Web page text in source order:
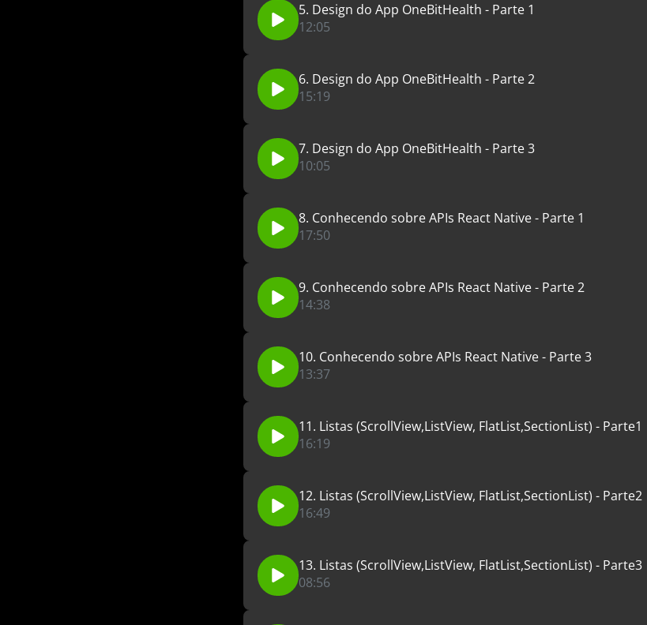
5. Design do App OneBitHealth - Parte 1
12:05
6. Design do App OneBitHealth - Parte 2
15:19
7. Design do App OneBitHealth - Parte 3
10:05
8. Conhecendo sobre APIs React Native - Parte 1
17:50
9. Conhecendo sobre APIs React Native - Parte 2
14:38
10. Conhecendo sobre APIs React Native - Parte 3
13:37
11. Listas (ScrollView,ListView, FlatList,SectionList) - Parte1
16:19
12. Listas (ScrollView,ListView, FlatList,SectionList) - Parte2
16:49
13. Listas (ScrollView,ListView, FlatList,SectionList) - Parte3
08:56